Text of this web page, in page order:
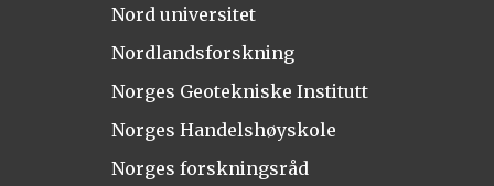
Nord universitet
Nordlandsforskning
Norges Geotekniske Institutt
Norges Handelshøyskole
Norges forskningsråd